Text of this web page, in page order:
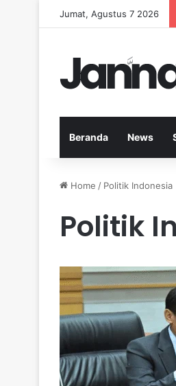
Jumat, Agustus 7 2026
Beranda News
Home / Politik Indonesia
Politik